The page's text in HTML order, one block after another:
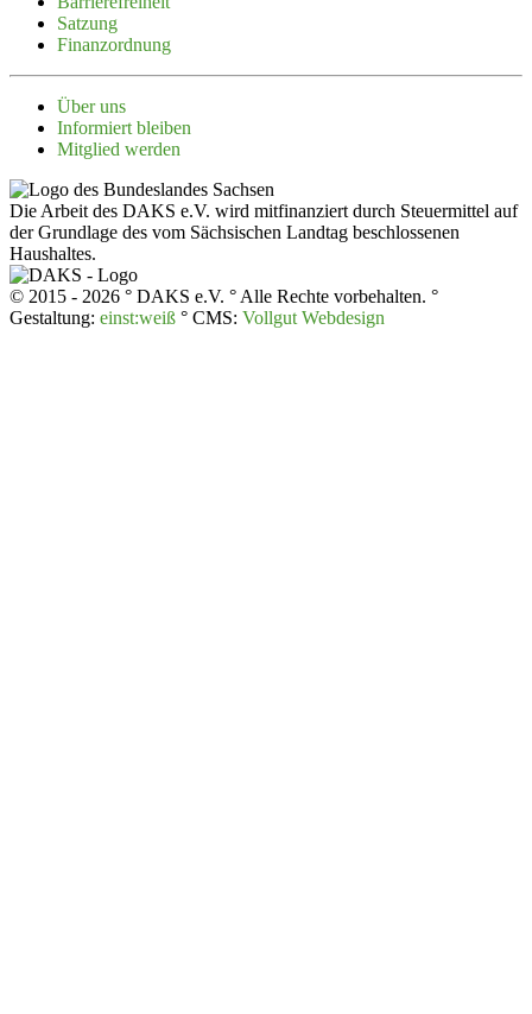
Satzung
Finanz­ordnung
Über uns
Infor­miert bleiben
Mitglied werden
Die Arbeit des DAKS e.V. wird mitfinanziert durch Steuermittel auf
der Grundlage des vom Sächsischen Landtag beschlossenen
Haushaltes.
© 2015 - 2026 ° DAKS e.V. ° Alle Rechte vorbehalten. °
Gestaltung: einst:weiß ° CMS: Vollgut Webdesign